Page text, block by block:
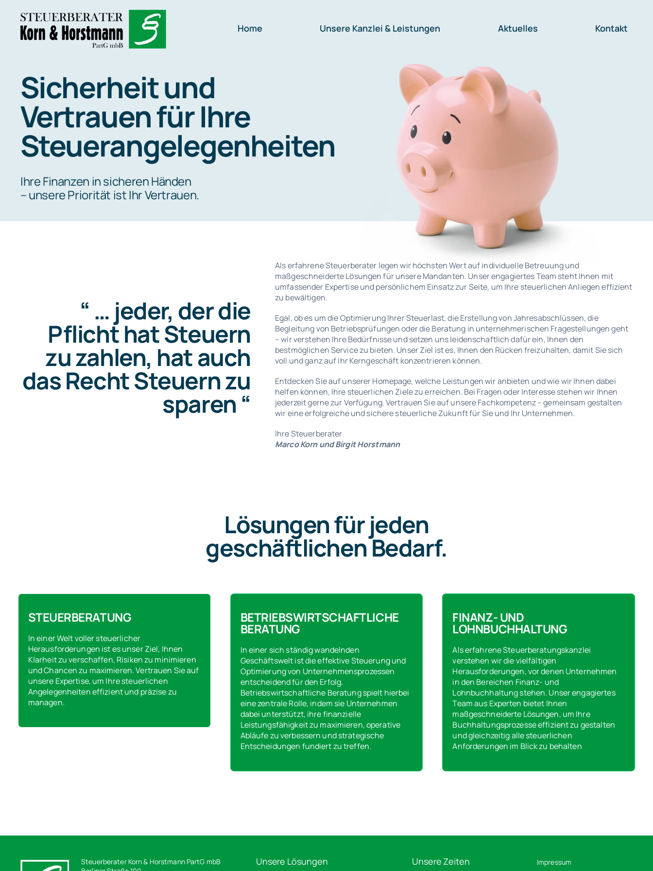
Inhalt
springen
Home Unsere Kanzlei & Leistungen Aktuelles Kontakt
Sicherheit und
Vertrauen für Ihre
Steuerangelegenheiten
Ihre Finanzen in sicheren Händen
– unsere Priorität ist Ihr Vertrauen.
“ … jeder, der die
Pflicht hat Steuern
zu zahlen, hat auch
das Recht Steuern zu
sparen “
Als erfahrene Steuerberater legen wir höchsten Wert auf individuelle Betreuung und
maßgeschneiderte Lösungen für unsere Mandanten. Unser engagiertes Team steht Ihnen mit
umfassender Expertise und persönlichem Einsatz zur Seite, um Ihre steuerlichen Anliegen effizient
zu bewältigen.
Egal, ob es um die Optimierung Ihrer Steuerlast, die Erstellung von Jahresabschlüssen, die
Begleitung von Betriebsprüfungen oder die Beratung in unternehmerischen Fragestellungen geht
– wir verstehen Ihre Bedürfnisse und setzen uns leidenschaftlich dafür ein, Ihnen den
bestmöglichen Service zu bieten. Unser Ziel ist es, Ihnen den Rücken freizuhalten, damit Sie sich
voll und ganz auf Ihr Kerngeschäft konzentrieren können.
Entdecken Sie auf unserer Homepage, welche Leistungen wir anbieten und wie wir Ihnen dabei
helfen können, Ihre steuerlichen Ziele zu erreichen. Bei Fragen oder Interesse stehen wir Ihnen
jederzeit gerne zur Verfügung. Vertrauen Sie auf unsere Fachkompetenz – gemeinsam gestalten
wir eine erfolgreiche und sichere steuerliche Zukunft für Sie und Ihr Unternehmen.
Ihre Steuerberater
Marco Korn und Birgit Horstmann
Lösungen für jeden
geschäftlichen Bedarf.
STEUERBERATUNG
In einer Welt voller steuerlicher
Herausforderungen ist es unser Ziel, Ihnen
Klarheit zu verschaffen, Risiken zu minimieren
und Chancen zu maximieren. Vertrauen Sie auf
unsere Expertise, um Ihre steuerlichen
Angelegenheiten effizient und präzise zu
managen.
BETRIEBSWIRTSCHAFTLICHE
BERATUNG
In einer sich ständig wandelnden
Geschäftswelt ist die effektive Steuerung und
Optimierung von Unternehmensprozessen
entscheidend für den Erfolg.
Betriebswirtschaftliche Beratung spielt hierbei
eine zentrale Rolle, indem sie Unternehmen
dabei unterstützt, ihre finanzielle
Leistungsfähigkeit zu maximieren, operative
Abläufe zu verbessern und strategische
Entscheidungen fundiert zu treffen.
FINANZ- UND
LOHNBUCHHALTUNG
Als erfahrene Steuerberatungskanzlei
verstehen wir die vielfältigen
Herausforderungen, vor denen Unternehmen
in den Bereichen Finanz- und
Lohnbuchhaltung stehen. Unser engagiertes
Team aus Experten bietet Ihnen
maßgeschneiderte Lösungen, um Ihre
Buchhaltungsprozesse effizient zu gestalten
und gleichzeitig alle steuerlichen
Anforderungen im Blick zu behalten
Steuerberater Korn & Horstmann PartG mbB
Unsere Lösungen Unsere Zeiten Impressum